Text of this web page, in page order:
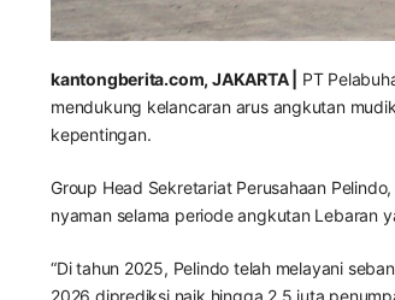
kantongberita.com, JAKARTA |
PT
mendukung kelancaran arus angkutan
kepentingan.
Group Head Sekretariat Perusahaan
nyaman selama periode angkutan Lebaran
“Di tahun 2025, Pelindo telah melayani